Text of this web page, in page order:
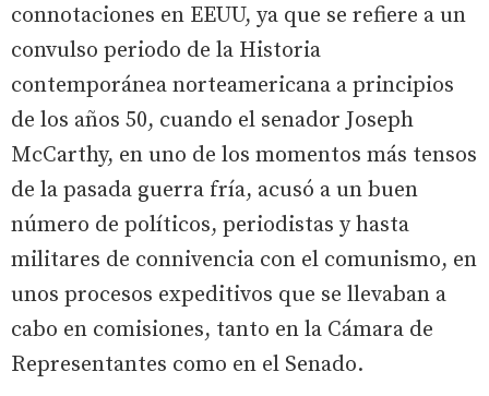
connotaciones en EEUU, ya que se refiere a un
convulso periodo de la Historia
contemporánea norteamericana a principios
de los años 50, cuando el senador Joseph
McCarthy, en uno de los momentos más tensos
de la pasada guerra fría, acusó a un buen
número de políticos, periodistas y hasta
militares de connivencia con el comunismo, en
unos procesos expeditivos que se llevaban a
cabo en comisiones, tanto en la Cámara de
Representantes como en el Senado.